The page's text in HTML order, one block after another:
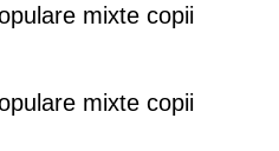
mixte copii
mixte copii